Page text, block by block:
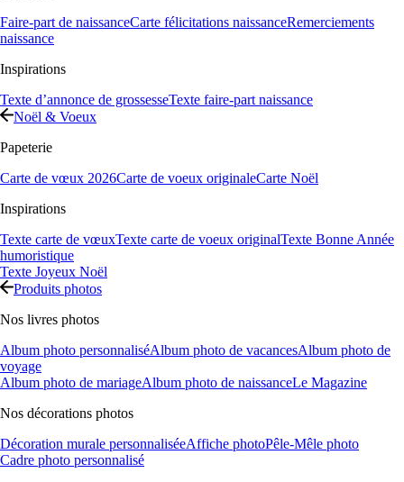
Faire-part de naissanceCarte félicitations naissanceRemerciements
naissance
Inspirations
Texte d’annonce de grossesseTexte faire-part naissance
Noël & Voeux
Papeterie
Carte de vœux 2026Carte de voeux originaleCarte Noël
Inspirations
Texte carte de vœuxTexte carte de voeux originalTexte Bonne Année
humoristique
Texte Joyeux Noël
Produits photos
Nos livres photos
Album photo personnaliséAlbum photo de vacancesAlbum photo de
voyage
Album photo de mariageAlbum photo de naissanceLe Magazine
Nos décorations photos
Décoration murale personnaliséeAffiche photoPêle-Mêle photo
Cadre photo personnalisé